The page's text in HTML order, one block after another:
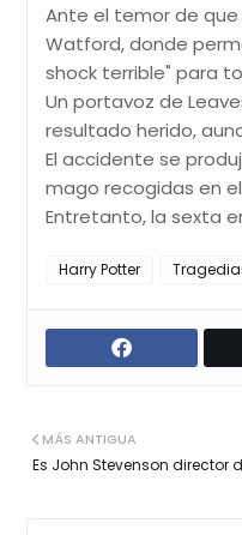
Ante el temor de
Watford, donde
shock terrible" para
Un portavoz de
resultado herido,
El accidente se
mago recogidas en
Entretanto, la sexta
Harry Potter
MÁS ANTIGUA
Es John Stevenson director